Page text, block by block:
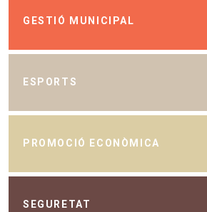
GESTIÓ MUNICIPAL
ESPORTS
PROMOCIÓ ECONÒMICA
SEGURETAT